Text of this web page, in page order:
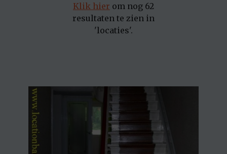
Klik hier om nog 62
resultaten te zien in
'locaties'.